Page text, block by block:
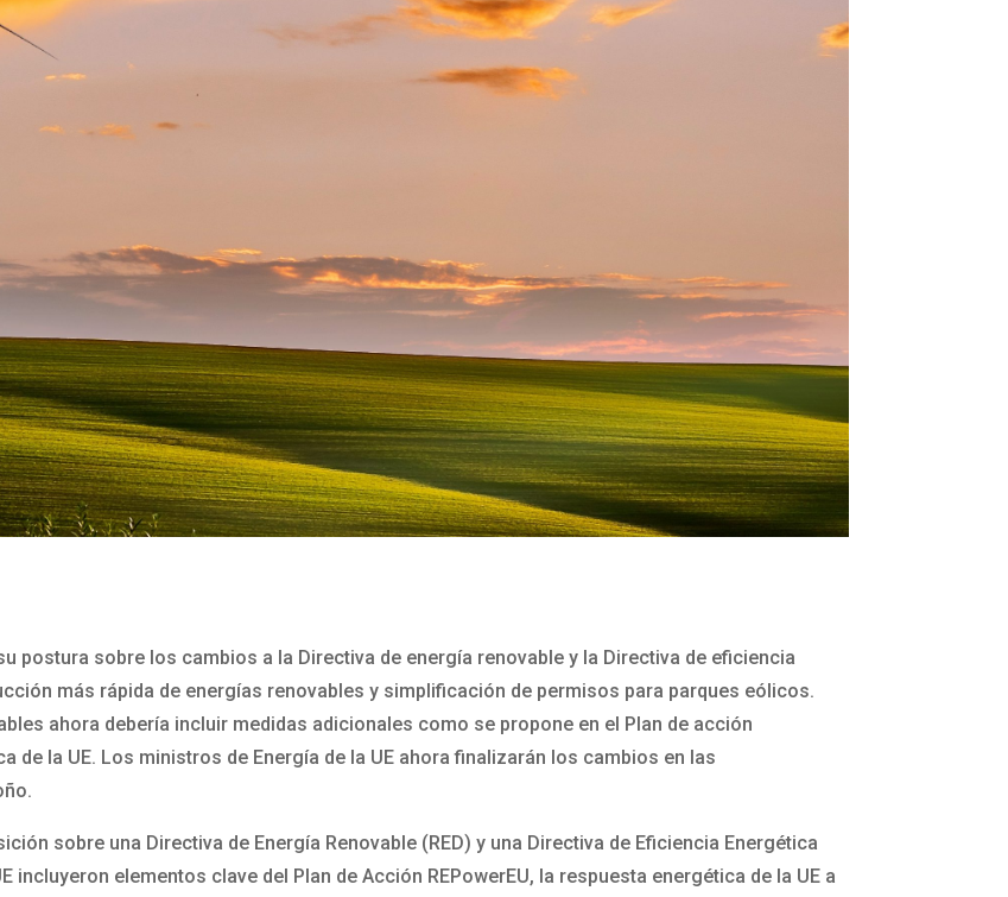
postura sobre los cambios a la Directiva de energía renovable y la Directiva de eficiencia
más rápida de energías renovables y simplificación de permisos para parques eólicos.
ahora debería incluir medidas adicionales como se propone en el Plan de acción
de la UE. Los ministros de Energía de la UE ahora finalizarán los cambios en las
sobre una Directiva de Energía Renovable (RED) y una Directiva de Eficiencia Energética
incluyeron elementos clave del Plan de Acción REPowerEU, la respuesta energética de la UE a